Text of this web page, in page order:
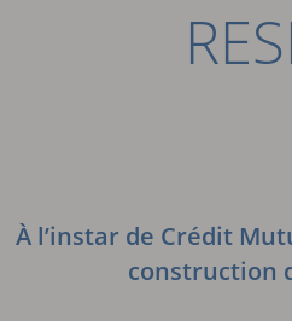
À l’instar de Crédit
construction